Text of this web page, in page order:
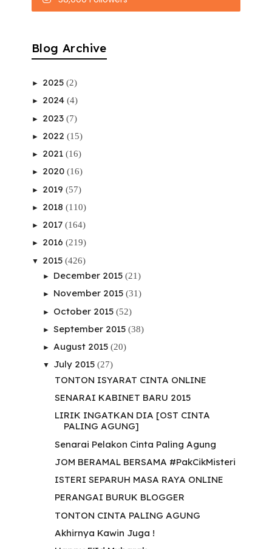
Blog Archive
► 2025 (2)
► 2024 (4)
► 2023 (7)
► 2022 (15)
► 2021 (16)
► 2020 (16)
► 2019 (57)
► 2018 (110)
► 2017 (164)
► 2016 (219)
▼ 2015 (426)
► December 2015 (21)
► November 2015 (31)
► October 2015 (52)
► September 2015 (38)
► August 2015 (20)
▼ July 2015 (27)
TONTON ISYARAT CINTA ONLINE
SENARAI KABINET BARU 2015
LIRIK INGATKAN DIA [OST CINTA
PALING AGUNG]
Senarai Pelakon Cinta Paling Agung
JOM BERAMAL BERSAMA #PakCikMisteri
ISTERI SEPARUH MASA RAYA ONLINE
PERANGAI BURUK BLOGGER
TONTON CINTA PALING AGUNG
Akhirnya Kawin Juga !